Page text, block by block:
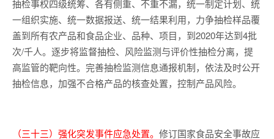
抽检事权四级统筹、各有侧重、不重不漏，统一制定计划、统
一组织实施、统一数据报送、统一结果利用，力争抽检样品覆
盖到所有农产品和食品企业、品种、项目，到2020年达到4批
次/千人。逐步将监督抽检、风险监测与评价性抽检分离，提
高监管的靶向性。完善抽检监测信息通报机制，依法及时公开
抽检信息，加强不合格产品的核查处置，控制产品风险。
（三十三）强化突发事件应急处置。 修订国家食品安全事故应